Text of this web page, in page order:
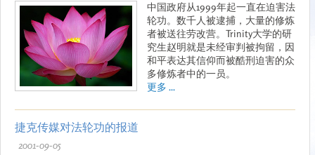
中国政府从1999年起一直在迫害法
轮功。数千人被逮捕，大量的修炼
者被送往劳改营。Trinity大学的研
究生赵明就是未经审判被拘留，因
和平表达其信仰而被酷刑迫害的众
多修炼者中的一员。
更多 ...
捷克传媒对法轮功的报道
2001-09-05